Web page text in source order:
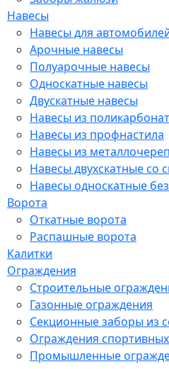
Навесы
Навесы для
Арочные навесы
Полуарочные навесы
Односкатные навесы
Двускатные навесы
Навесы из
Навесы из профнастила
Навесы из
Навесы двухскатные
Навесы односкатные
Ворота
Откатные ворота
Распашные ворота
Калитки
Ограждения
Строительные
Газонные ограждения
Секционные заборы из
Ограждения
Промышленные